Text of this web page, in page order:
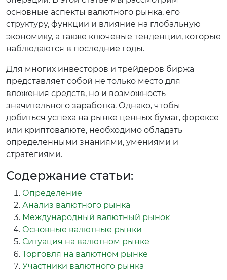
основные аспекты валютного рынка, его
структуру, функции и влияние на глобальную
экономику, а также ключевые тенденции, которые
наблюдаются в последние годы.
Для многих инвесторов и трейдеров биржа
представляет собой не только место для
вложения средств, но и возможность
значительного заработка. Однако, чтобы
добиться успеха на рынке ценных бумаг, форексе
или криптовалюте, необходимо обладать
определенными знаниями, умениями и
стратегиями.
Содержание статьи:
Определение
Анализ валютного рынка
Международный валютный рынок
Основные валютные рынки
Ситуация на валютном рынке
Торговля на валютном рынке
Участники валютного рынка